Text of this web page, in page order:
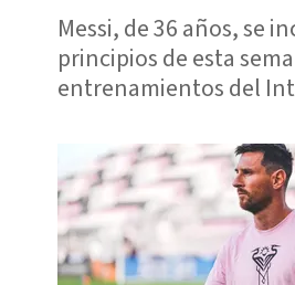
Messi, de 36 años, se
principios de esta
entrenamientos del